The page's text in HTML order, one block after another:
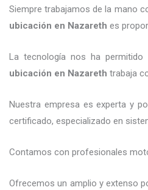
Siempre trabajamos de la mano
ubicación en Nazareth es
La tecnología nos ha
ubicación en Nazareth trabaja
Nuestra empresa es experta y
certificado, especializado en
Contamos con profesionales
Ofrecemos un amplio y extenso